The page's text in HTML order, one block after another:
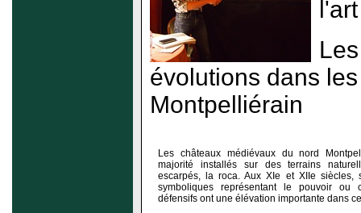
évolutions dans
Montpelliérain
Les châteaux médiévaux du nord
majorité installés sur des terrains
escarpés, la roca. Aux XIe et XIIe siècles,
symboliques représentant le pouvoir ou
défensifs ont une élévation importante dans